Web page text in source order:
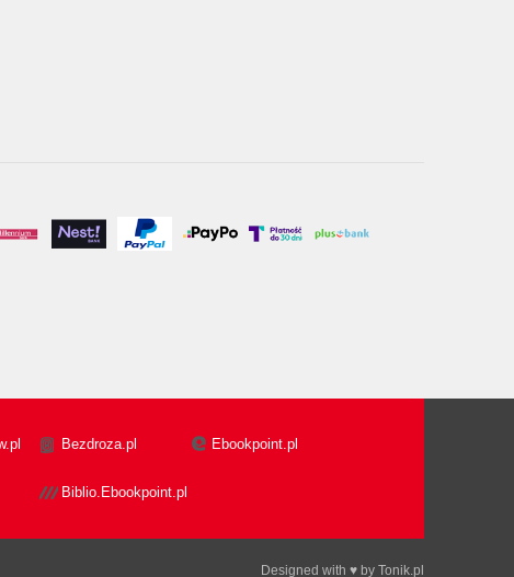
Bezdroza.pl Ebookpoint.pl
Biblio.Ebookpoint.pl
Designed with ♥ by Tonik.pl